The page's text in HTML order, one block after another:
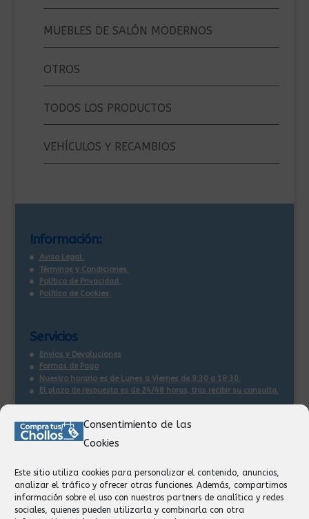
Consentimiento de las
Cookies
Este sitio utiliza cookies para personalizar el contenido, anuncios,
analizar el tráfico y ofrecer otras funciones. Además, compartimos
información sobre el uso con nuestros partners de analítica y redes
sociales, quienes pueden utilizarla y combinarla con otra
MUEBLES DE SALÓN MODERNOS
OTROS
TODOS LOS PRODUCTOS
VEHÍCULOS Y RECAMBIOS
Información:
Aviso Legal.
Términos y Condiciones.
Política de Privacidad.
Política de Cookies.
Servicios
Envios y Devoluciones
Formas de Pago
Nuestro horario es de Lunes a Viernes de 9:30 a 18:30.
El plazo de respuesta es de 24/48 horas, tras recibir su consulta.
Contacto:
Facturación
Devoluciones
Privacidad